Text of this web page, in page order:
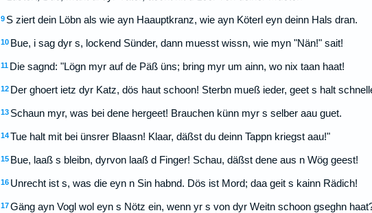
9 S ziert dein Löbn als wie ayn Haauptkranz, wie ayn Köterl eyn deinn Hals dran.
10 Bue, i sag dyr s, lockend Sünder, dann muesst wissn, wie myn "Nän!" sait!
11 Die sagnd: "Lögn myr auf de Päß üns; bring myr um ainn, wo nix taan haat!
12 Der ghoert ietz dyr Katz, dös haut schoon! Sterbn mueß ieder, geet s halt
13 Schaun myr, was bei dene hergeet! Brauchen künn myr s selber aau guet.
14 Tue halt mit bei ünsrer Blaasn! Klaar, däßst du deinn Tappn kriegst aau!"
15 Bue, laaß s bleibn, dyrvon laaß d Finger! Schau, däßst dene aus n Wög geest!
16 Unrecht ist s, was die eyn n Sin habnd. Dös ist Mord; daa geit s kainn Rädich!
17 Gäng ayn Vogl wol eyn s Nötz ein, wenn yr s von dyr Weitn schoon gseghn